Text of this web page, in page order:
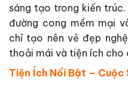
sáng tạo trong kiến
đường cong mềm mại
chỉ tạo nên vẻ đẹp
thoải mái và tiện ích cho
Tiện Ích Nổi Bật – Cuộc